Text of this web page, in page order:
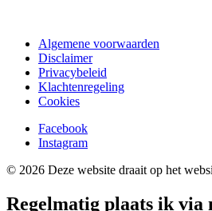
Algemene voorwaarden
Disclaimer
Privacybeleid
Klachtenregeling
Cookies
Facebook
Instagram
© 2026 Deze website draait op het
Regelmatig plaats ik via